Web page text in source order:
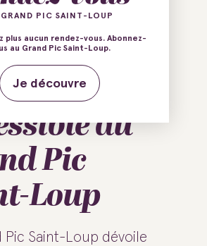
&
au
Pic
Loup
Pic Saint-Loup dévoile
GRAND PIC SAINT-LOUP
plus aucun rendez-vous. Abonnez-
au Grand Pic Saint-Loup.
Je découvre